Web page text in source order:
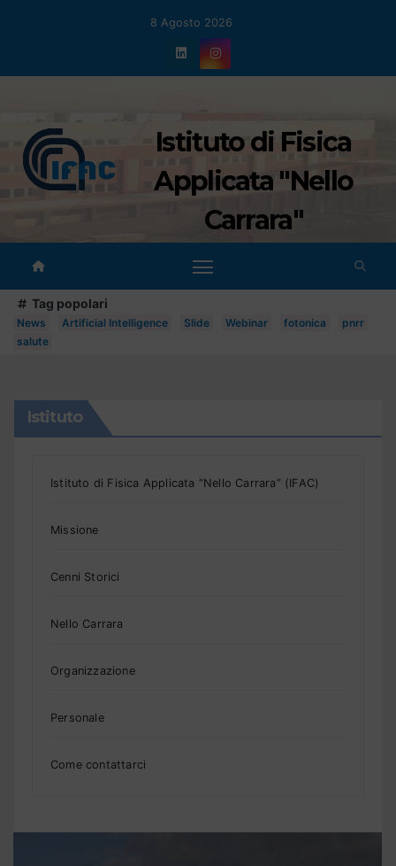
8 Agosto 2026
Istituto di Fisica
Applicata "Nello
Carrara"
Tag popolari
News Artificial Intelligence Slide Webinar fotonica
pnrr
salute
Istituto
Istituto di Fisica Applicata “Nello Carrara” (IFAC)
Missione
Cenni Storici
Nello Carrara
Organizzazione
Personale
Come contattarci